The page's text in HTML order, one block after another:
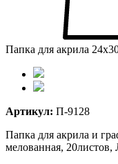
Папка для акрила
Артикул: П-9128
Папка для акрила и
мелованная,